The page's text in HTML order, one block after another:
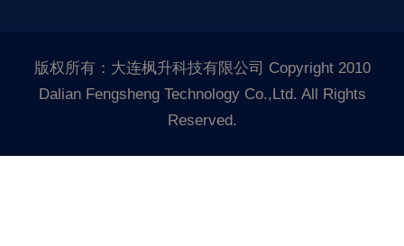
版权所有：大连枫升科技有限公司 Copyright 2010
Dalian Fengsheng Technology Co.,Ltd. All Rights
Reserved.